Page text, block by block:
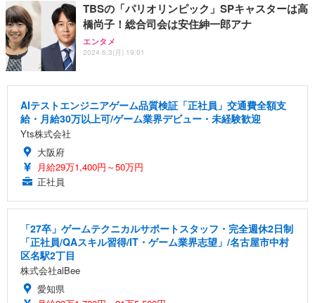
TBSの「パリオリンピック」SPキャスターは高
橋尚子！総合司会は安住紳一郎アナ
エンタメ
2024.6.3(月) 19:01
AIテストエンジニアゲーム品質検証「正社員」交通費全額支
給・月給30万以上可/ゲーム業界デビュー・未経験歓迎
Yts株式会社
大阪府
月給29万1,400円～50万円
正社員
「27卒」ゲームテクニカルサポートスタッフ・完全週休2日制
「正社員/QAスキル習得/IT・ゲーム業界志望」/名古屋市中村
区名駅2丁目
株式会社alBee
愛知県